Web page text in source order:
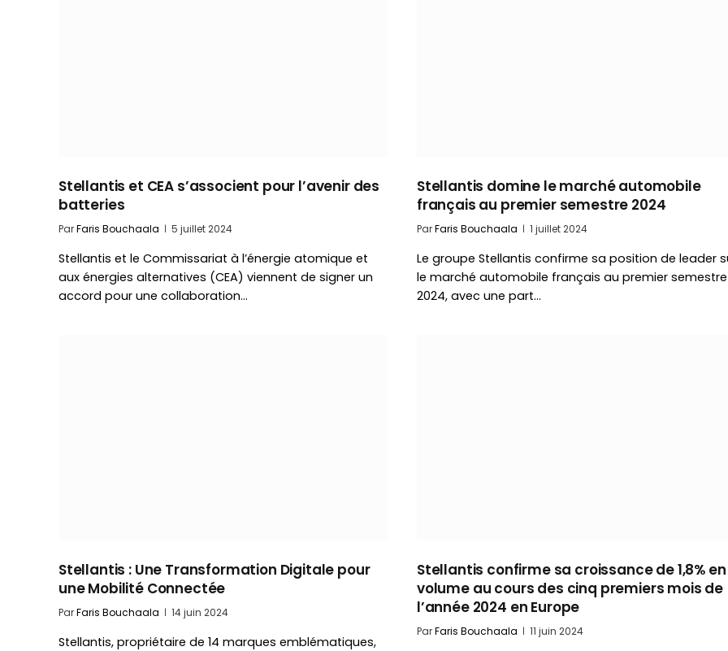
Stellantis et CEA s’associent pour l’avenir des
batteries
ParFaris Bouchaala 5 juillet 2024
Stellantis et le Commissariat à l’énergie atomique et
aux énergies alternatives (CEA) viennent de signer un
accord pour une collaboration…
Stellantis domine le marché automobile
français au premier semestre 2024
ParFaris Bouchaala 1 juillet 2024
Le groupe Stellantis confirme sa position de leader
le marché automobile français au premier semestre
2024, avec une part…
Stellantis : Une Transformation Digitale pour
une Mobilité Connectée
ParFaris Bouchaala 14 juin 2024
Stellantis, propriétaire de 14 marques emblématiques,
Stellantis confirme sa croissance de 1,8% en
volume au cours des cinq premiers mois de
l’année 2024 en Europe
ParFaris Bouchaala 11 juin 2024